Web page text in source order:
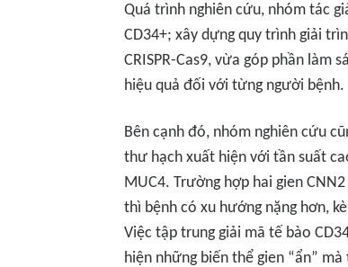
Quá trình nghiên cứu, nhóm tác
CD34+; xây dựng quy trình giải
CRISPR-Cas9, vừa góp phần làm
hiệu quả đối với từng người bệnh.
Bên cạnh đó, nhóm nghiên cứu
thư hạch xuất hiện với tần suất
MUC4. Trường hợp hai gien
thì bệnh có xu hướng nặng hơn,
Việc tập trung giải mã tế bào
hiện những biến thể gien “ẩn”